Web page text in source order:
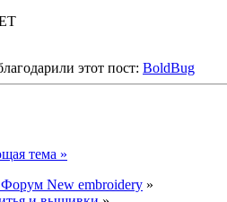
этот пост: BoldBug
тема »
New embroidery »